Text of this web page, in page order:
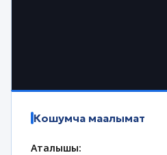
Кошумча маалымат
Аталышы: